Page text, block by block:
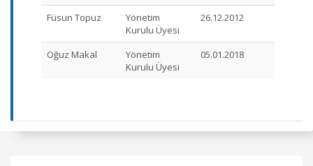
Füsun Topuz
Yönetim
Kurulu Üyesi
26.12.2012
Oğuz Makal
Yönetim
Kurulu Üyesi
05.01.2018